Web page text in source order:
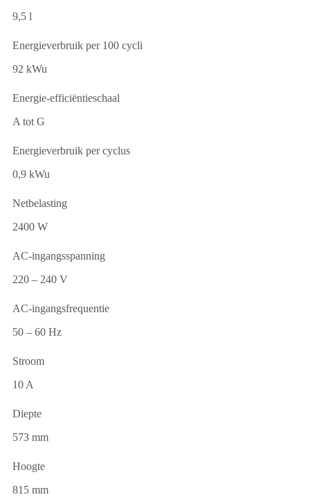
9,5 l
Energieverbruik per 100 cycli
92 kWu
Energie-efficiëntieschaal
A tot G
Energieverbruik per cyclus
0,9 kWu
Netbelasting
2400 W
AC-ingangsspanning
220 – 240 V
AC-ingangsfrequentie
50 – 60 Hz
Stroom
10 A
Diepte
573 mm
Hoogte
815 mm